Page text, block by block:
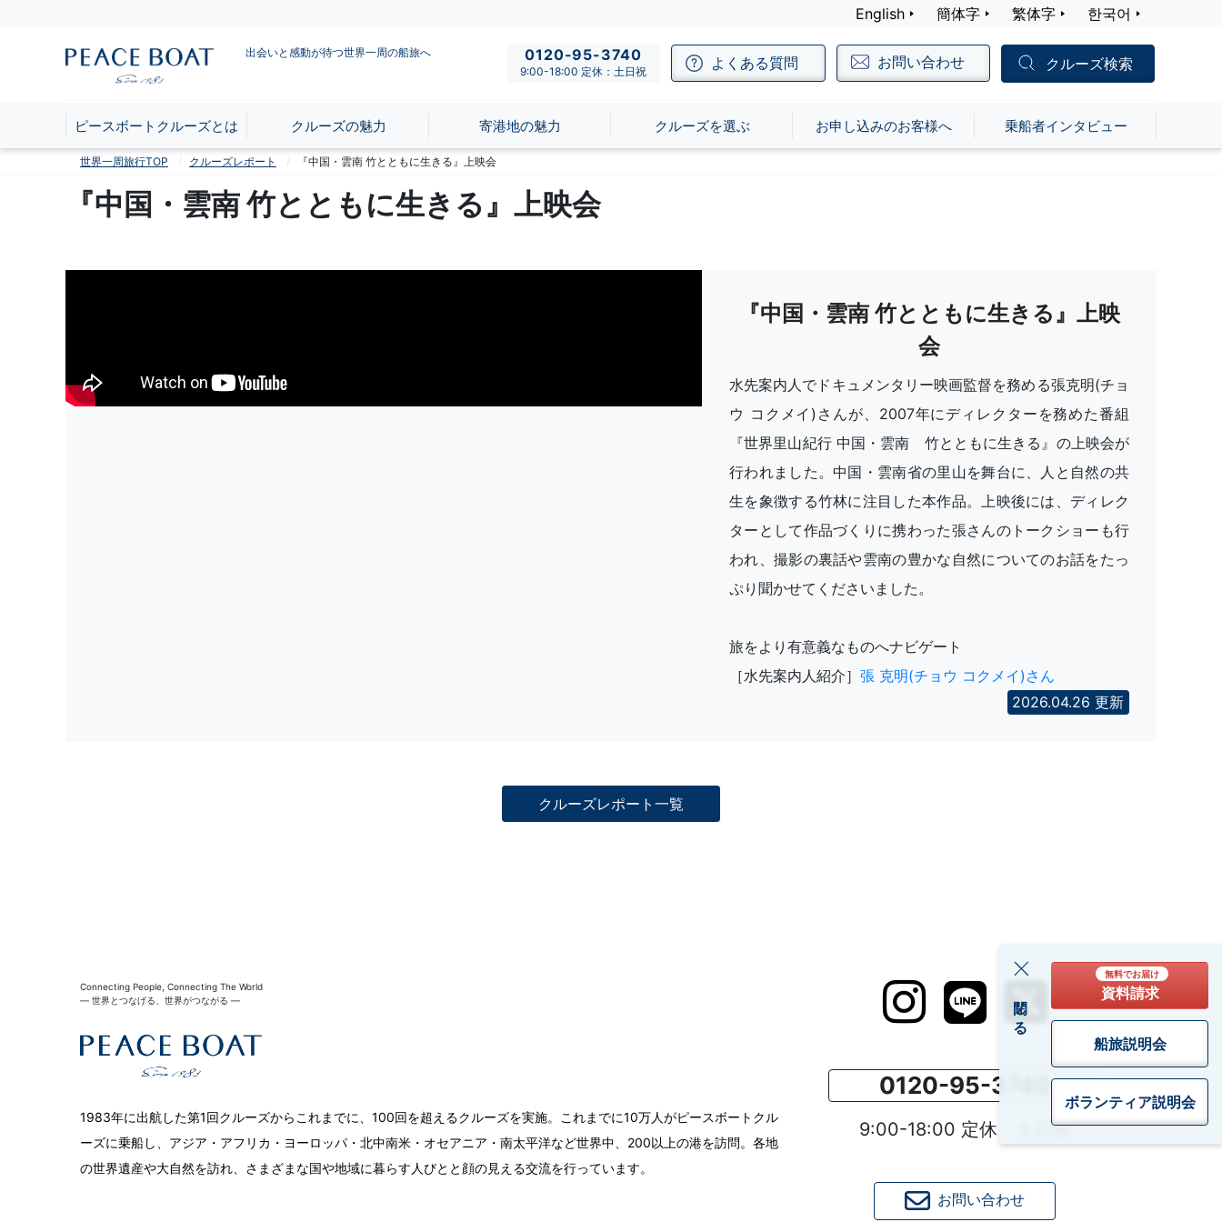
English 簡体字 繁体字 한국어
出会いと感動が待つ世界一周の船旅へ 0120-95-3740
9:00-18:00 定休：土日祝 よくある質問 お問い合わせ クルーズ検索
ピースボートクルーズとは クルーズの魅力 寄港地の魅力 クルーズを選ぶ お申し込みのお客様へ 乗船者インタビュー
閉じる
無料でお届け
資料請求
船旅説明会
ボランティア説明会
世界一周旅行TOP クルーズレポート 『中国・雲南 竹とともに生きる』上映会
『中国・雲南 竹とともに生きる』上映会
『中国・雲南 竹とともに生きる』上映
会
水先案内人でドキュメンタリー映画監督を務める張克明(チョ
ウ コクメイ)さんが、2007年にディレクターを務めた番組
『世界里山紀行 中国・雲南 竹とともに生きる』の上映会が
行われました。中国・雲南省の里山を舞台に、人と自然の共
生を象徴する竹林に注目した本作品。上映後には、ディレク
ターとして作品づくりに携わった張さんのトークショーも行
われ、撮影の裏話や雲南の豊かな自然についてのお話をたっ
ぷり聞かせてくださいました。
旅をより有意義なものへナビゲート
［水先案内人紹介］ 張 克明(チョウ コクメイ)さん
2026.04.26 更新
クルーズレポート一覧
0120-95-3740
9:00-18:00 定休：土日祝
お問い合わせ
Connecting People, Connecting The World
― 世界とつなげる、世界がつながる ―
1983年に出航した第1回クルーズからこれまでに、100回を超えるクルーズを実施。これまでに10万人がピースボートクル
ーズに乗船し、アジア・アフリカ・ヨーロッパ・北中南米・オセアニア・南太平洋など世界中、200以上の港を訪問。各地
の世界遺産や大自然を訪れ、さまざまな国や地域に暮らす人びとと顔の見える交流を行っています。